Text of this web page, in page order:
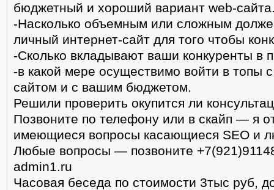
бюджетный и хороший вариант web-
-Насколько объемным или сложным
личный интернет-сайт для того чтобы
-Сколько вкладывают ваши конкуренты в
-в какой мере осуществимо войти в топы
сайтом и с вашим бюджетом.
Решили проверить окупится ли
Позвоните по телефону или в скайп — я
имеющиеся вопросы касающиеся SEO и
Любые вопросы — позвоните
admin1.ru
Часовая беседа по стоимости 3тыс руб,